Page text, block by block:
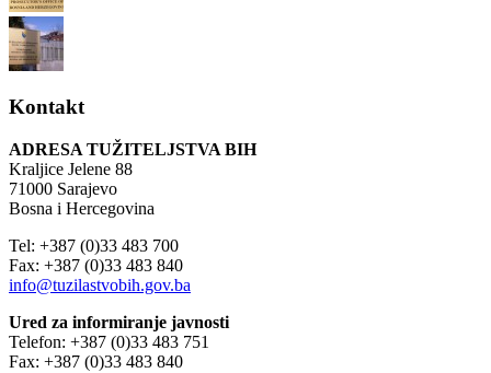
Kontakt
ADRESA TUŽITELJSTVA BIH
Kraljice Jelene 88
71000 Sarajevo
Bosna i Hercegovina
Tel: +387 (0)33 483 700
Fax: +387 (0)33 483 840
info@tuzilastvobih.gov.ba
Ured za informiranje javnosti
Telefon: +387 (0)33 483 751
Fax: +387 (0)33 483 840